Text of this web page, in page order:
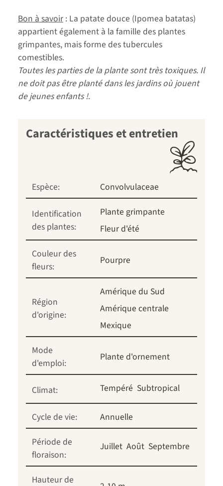
Bon à savoir : La patate douce (Ipomea batatas)
appartient également à la famille des plantes
grimpantes, mais forme des tubercules
comestibles.
Toutes les parties de la plante sont très toxiques. Il
ne doit pas être planté dans les jardins où jouent
de jeunes enfants !.
Caractéristiques et entretien
Espèce: Convolvulaceae
Identification
des plantes:
Plante grimpante
Fleur d'été
Couleur des
fleurs:
Pourpre
Région
d'origine:
Amérique du Sud
Amérique centrale
Mexique
Mode
d'emploi:
Plante d'ornement
Climat: Tempéré Subtropical
Cycle de vie:
Annuelle
Période de
floraison:
Juillet Août Septembre
Hauteur de